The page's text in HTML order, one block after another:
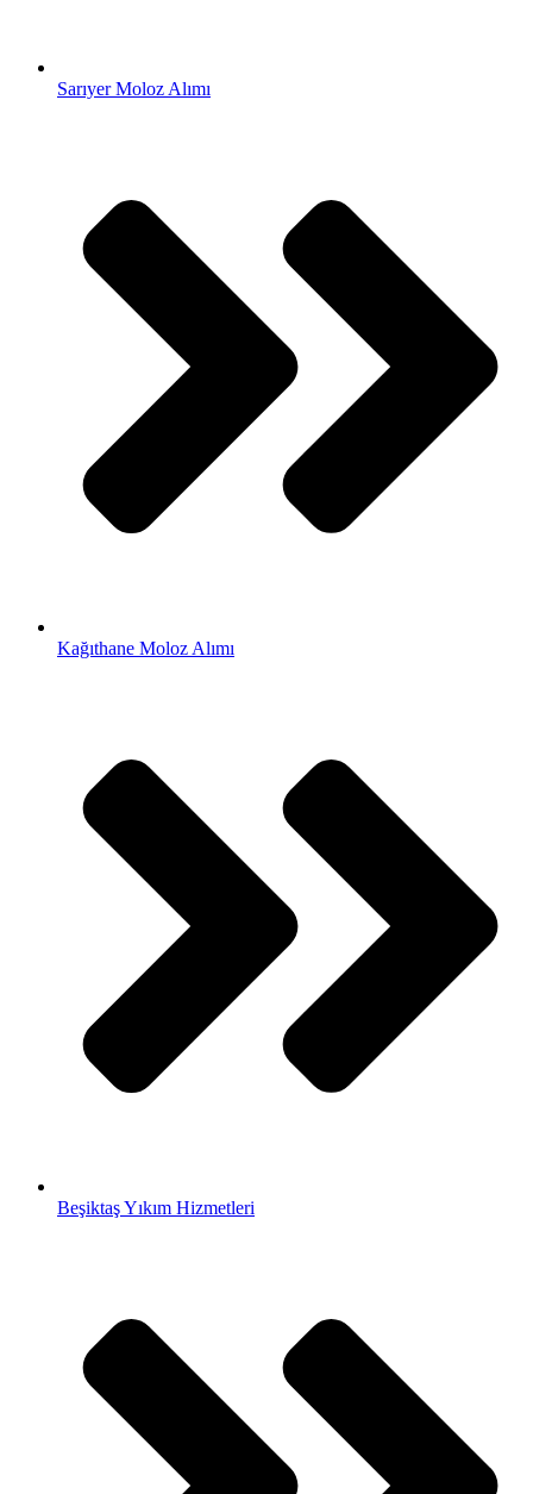
Sarıyer Moloz Alımı
Kağıthane Moloz Alımı
Beşiktaş Yıkım Hizmetleri